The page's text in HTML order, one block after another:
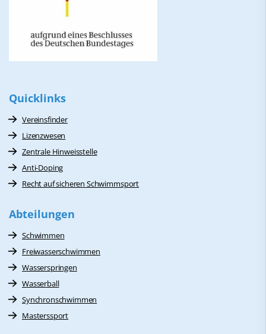
Quicklinks
Vereinsfinder
Lizenzwesen
Zentrale Hinweisstelle
Anti-Doping
Recht auf sicheren Schwimmsport
Abteilungen
Schwimmen
Freiwasserschwimmen
Wasserspringen
Wasserball
Synchronschwimmen
Masterssport